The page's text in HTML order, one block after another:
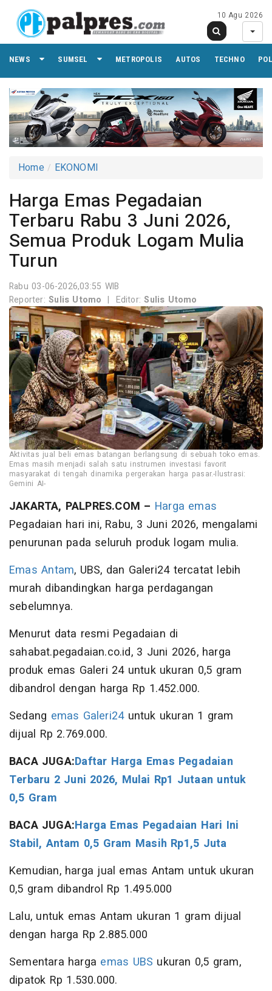
10 Agu 2026
NEWS SUMSEL METROPOLIS AUTOS TECHNO
Home EKONOMI
Harga Emas Pegadaian
Terbaru Rabu 3 Juni 2026,
Semua Produk Logam Mulia
Turun
Rabu 03-06-2026,03:55 WIB
Reporter:Sulis Utomo | Editor:Sulis Utomo
Aktivitas jual beli emas batangan berlangsung di sebuah toko emas.
Emas masih menjadi salah satu instrumen investasi favorit
masyarakat di tengah dinamika pergerakan harga pasar.-Ilustrasi:
Gemini AI-
JAKARTA, PALPRES.COM – Harga emas
Pegadaian hari ini, Rabu, 3 Juni 2026, mengalami
penurunan pada seluruh produk logam mulia.
Emas Antam, UBS, dan Galeri24 tercatat lebih
murah dibandingkan harga perdagangan
sebelumnya.
Menurut data resmi Pegadaian di
sahabat.pegadaian.co.id, 3 Juni 2026, harga
produk emas Galeri 24 untuk ukuran 0,5 gram
dibandrol dengan harga Rp 1.452.000.
Sedang emas Galeri24untuk ukuran 1 gram
dijual Rp 2.769.000.
BACA JUGA:Daftar Harga Emas Pegadaian
Terbaru 2 Juni 2026, Mulai Rp1 Jutaan untuk
0,5 Gram
BACA JUGA:Harga Emas Pegadaian Hari Ini
Stabil, Antam 0,5 Gram Masih Rp1,5 Juta
Kemudian, harga jual emas Antam untuk ukuran
0,5 gram dibandrol Rp 1.495.000
Lalu, untuk emas Antam ukuran 1 gram dijual
dengan harga Rp 2.885.000
Sementara harga emas UBS ukuran 0,5 gram,
dipatok Rp 1.530.000.